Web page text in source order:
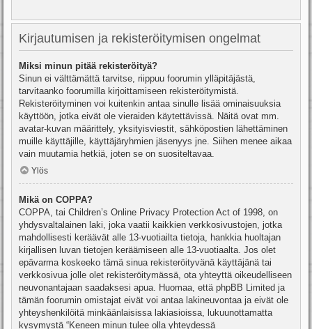
Kirjautumisen ja rekisteröitymisen ongelmat
Miksi minun pitää rekisteröityä?
Sinun ei välttämättä tarvitse, riippuu foorumin ylläpitäjästä,
tarvitaanko foorumilla kirjoittamiseen rekisteröitymistä.
Rekisteröityminen voi kuitenkin antaa sinulle lisää ominaisuuksia
käyttöön, jotka eivät ole vieraiden käytettävissä. Näitä ovat mm.
avatar-kuvan määrittely, yksityisviestit, sähköpostien lähettäminen
muille käyttäjille, käyttäjäryhmien jäsenyys jne. Siihen menee aikaa
vain muutamia hetkiä, joten se on suositeltavaa.
Ylös
Mikä on COPPA?
COPPA, tai Children’s Online Privacy Protection Act of 1998, on
yhdysvaltalainen laki, joka vaatii kaikkien verkkosivustojen, jotka
mahdollisesti keräävät alle 13-vuotiailta tietoja, hankkia huoltajan
kirjallisen luvan tietojen keräämiseen alle 13-vuotiaalta. Jos olet
epävarma koskeeko tämä sinua rekisteröityvänä käyttäjänä tai
verkkosivua jolle olet rekisteröitymässä, ota yhteyttä oikeudelliseen
neuvonantajaan saadaksesi apua. Huomaa, että phpBB Limited ja
tämän foorumin omistajat eivät voi antaa lakineuvontaa ja eivät ole
yhteyshenkilöitä minkäänlaisissa lakiasioissa, lukuunottamatta
kysymystä “Keneen minun tulee olla yhteydessä